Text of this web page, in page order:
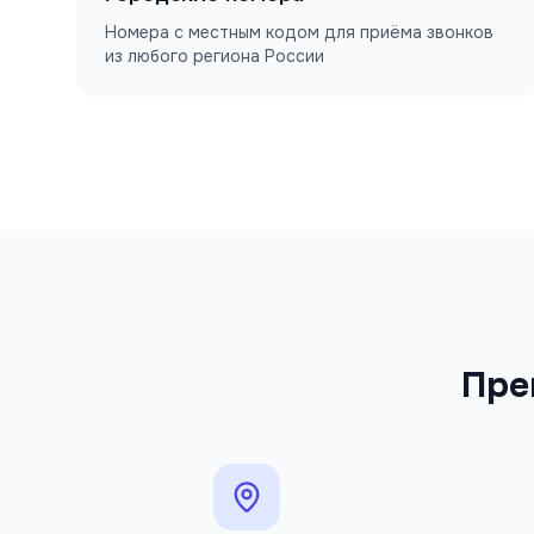
Номера с местным кодом для приёма звонков
из любого региона России